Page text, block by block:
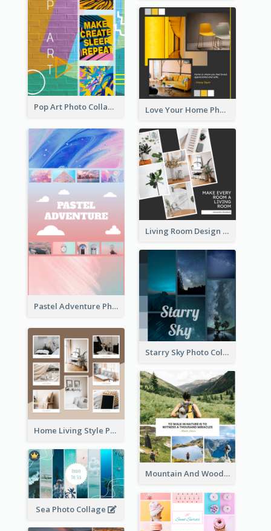
Pop Art Photo Collage Love Your Home Photo Collage
Pastel Adventure Photo Collage
Living Room Design Photo Collage
Starry Sky Photo Collage
Home Living Style Photo Collage
Mountain And Woods Photo Collage
Sea Photo Collage